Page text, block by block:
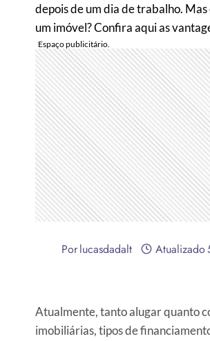
depois de um dia de trabalho.
um imóvel? Confira aqui as
Porlucasdadalt Atualizado
Atualmente, tanto alugar quanto
imobiliárias, tipos de